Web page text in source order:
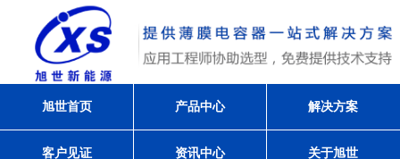
旭世首页 产品中心 解决方案
客户见证 资讯中心 关于旭世